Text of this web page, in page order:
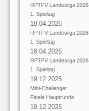
RPTFV Landesliga 2026
1. Spieltag
18.04.2026
RPTFV Landesliga 2026
1. Spieltag
18.04.2026
RPTFV Landesliga 2026
1. Spieltag
19.12.2025
Mini-Challenger
Finale Hauptrunde
19.12.2025